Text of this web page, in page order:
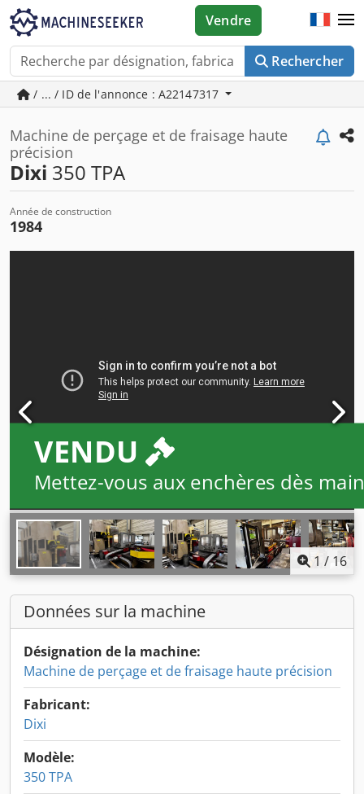
Rechercher
Vendre
/ ... / ID de l'annonce : A22147317
Machine de perçage et de fraisage haute
précision
Dixi 350 TPA
Année de construction
1984
VENDU
Mettez-vous aux enchères dès
1 / 16
Données sur la machine
Désignation de la machine:
Machine de perçage et de fraisage haute précision
Fabricant:
Dixi
Modèle:
350 TPA